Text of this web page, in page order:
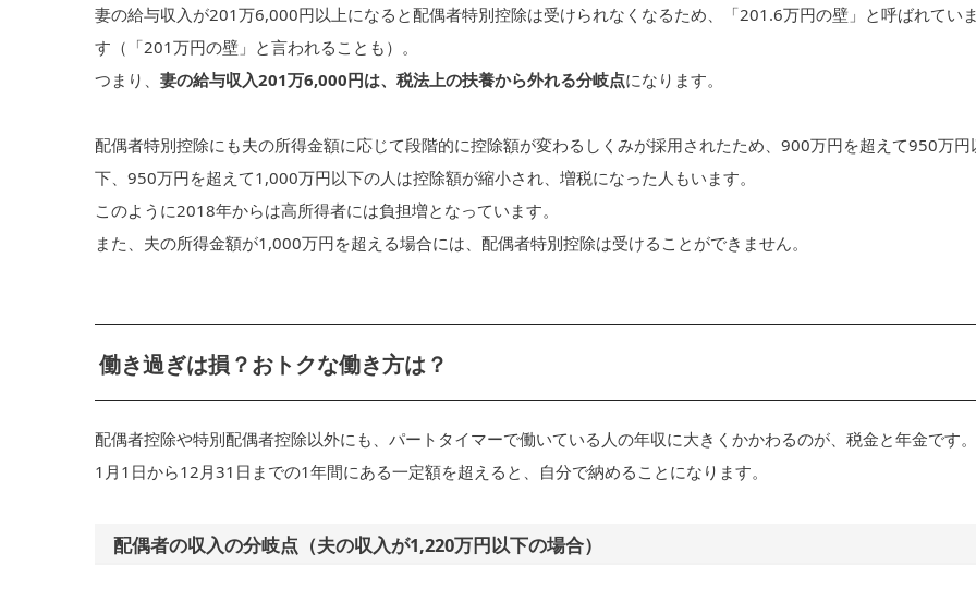
妻の給与収入が201万6,000円以上になると配偶者特別控除は受けられなくなるため、「201.6万円の壁」と呼ばれてい
す（「201万円の壁」と言われることも）。
つまり、 妻の給与収入201万6,000円は、税法上の扶養から外れる分岐点になります。
配偶者特別控除にも夫の所得金額に応じて段階的に控除額が変わるしくみが採用されたため、900万円を超えて950万円
下、950万円を超えて1,000万円以下の人は控除額が縮小され、増税になった人もいます。
このように2018年からは高所得者には負担増となっています。
また、夫の所得金額が1,000万円を超える場合には、配偶者特別控除は受けることができません。
働き過ぎは損？おトクな働き方は？
配偶者控除や特別配偶者控除以外にも、パートタイマーで働いている人の年収に大きくかかわるのが、税金と年金です。
1月1日から12月31日までの1年間にある一定額を超えると、自分で納めることになります。
配偶者の収入の分岐点（夫の収入が1,220万円以下の場合）